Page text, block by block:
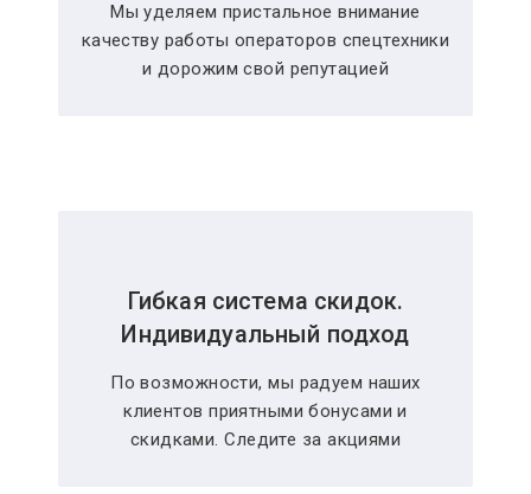
Мы уделяем пристальное внимание
качеству работы операторов спецтехники
и дорожим свой репутацией
Гибкая система скидок.
Индивидуальный подход
По возможности, мы радуем наших
клиентов приятными бонусами и
скидками. Следите за акциями